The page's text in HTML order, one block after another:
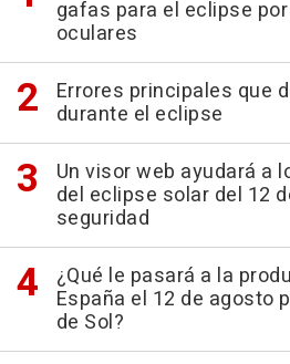
gafas para el eclipse
oculares
Errores principales que
durante el eclipse
Un visor web ayudará a
del eclipse solar del 12
seguridad
¿Qué le pasará a la
España el 12 de agosto
de Sol?